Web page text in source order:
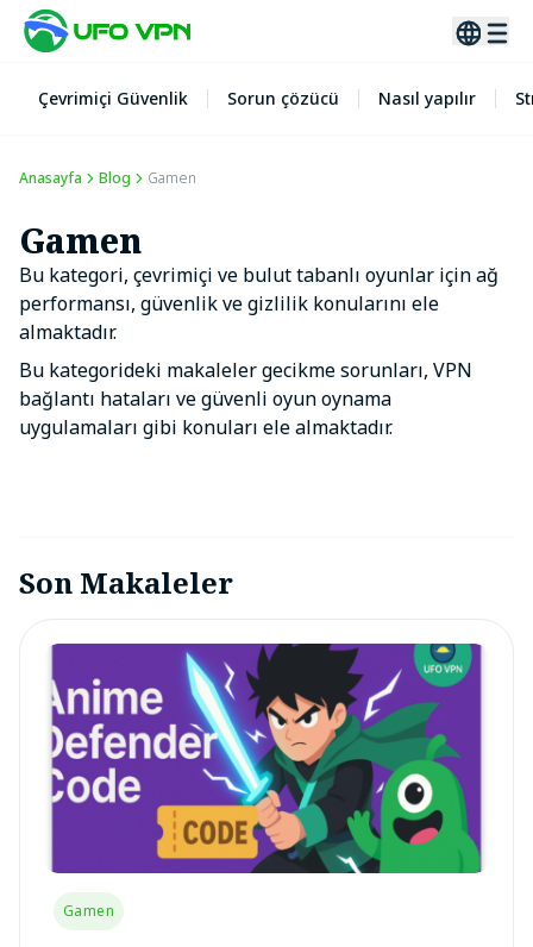
Çevrimiçi Güvenlik Sorun çözücü Nasıl yapılır
Anasayfa Blog Gamen
Gamen
Bu kategori, çevrimiçi ve bulut tabanlı oyunlar için ağ
performansı, güvenlik ve gizlilik konularını ele
almaktadır.
Bu kategorideki makaleler gecikme sorunları, VPN
bağlantı hataları ve güvenli oyun oynama
uygulamaları gibi konuları ele almaktadır.
Son Makaleler
Gamen